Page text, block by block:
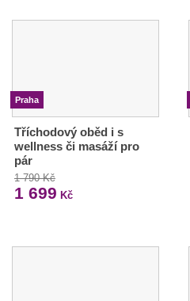
Praha
Tříchodový oběd i s
wellness či masáží pro
pár
1 790 Kč
1 699 Kč